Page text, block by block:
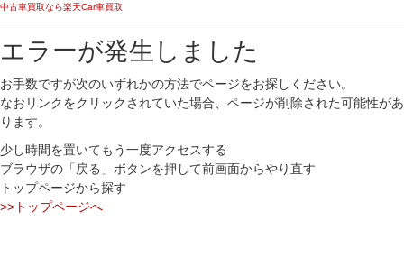
中古車買取なら楽天Car車買取
エラーが発生しました
お手数ですが次のいずれかの方法でページをお探しください。
なおリンクをクリックされていた場合、ページが削除された可能性があ
ります。
少し時間を置いてもう一度アクセスする
ブラウザの「戻る」ボタンを押して前画面からやり直す
トップページから探す
>>トップページへ